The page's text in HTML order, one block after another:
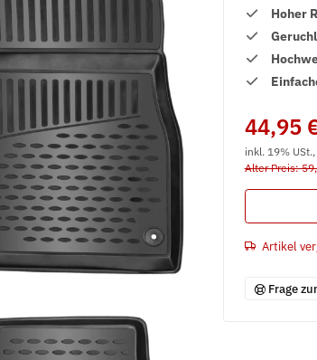
Hoher
44,95
inkl. 19%
Alter Preis:
Artikel
Frage